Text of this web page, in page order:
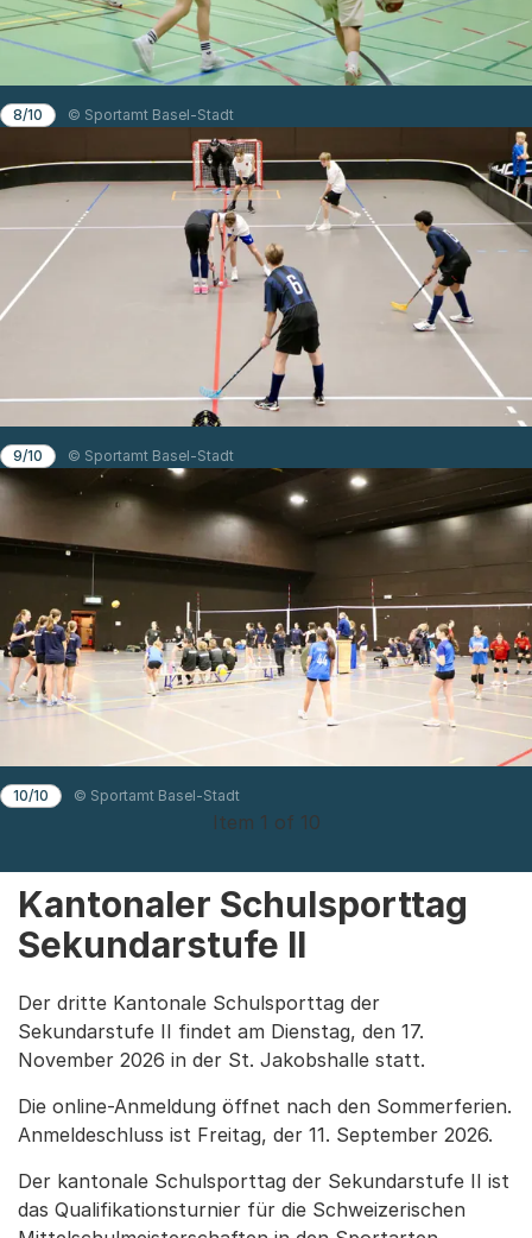
8/10 © Sportamt Basel-Stadt
9/10 © Sportamt Basel-Stadt
10/10 © Sportamt Basel-Stadt
Item 1 of 10
Kantonaler Schulsporttag
Sekundarstufe II
Der dritte Kantonale Schulsporttag der
Sekundarstufe II findet am Dienstag, den 17.
November 2026 in der St. Jakobshalle statt.
Die online-Anmeldung öffnet nach den Sommerferien.
Anmeldeschluss ist Freitag, der 11. September 2026.
Der kantonale Schulsporttag der Sekundarstufe II ist
das Qualifikationsturnier für die Schweizerischen